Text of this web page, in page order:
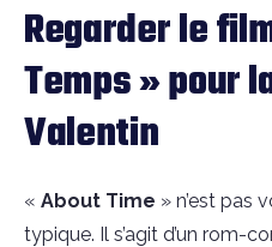
Regarder le
Temps » pour
Valentin
« About Time » n’est pas
typique. Il s’agit d’un rom-